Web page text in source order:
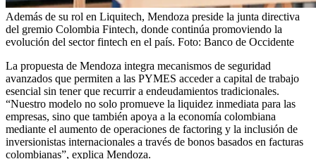
Además de su rol en Liquitech, Mendoza preside la junta directiva
del gremio Colombia Fintech, donde continúa promoviendo la
evolución del sector fintech en el país. Foto: Banco de Occidente
La propuesta de Mendoza integra mecanismos de seguridad
avanzados que permiten a las PYMES acceder a capital de trabajo
esencial sin tener que recurrir a endeudamientos tradicionales.
“Nuestro modelo no solo promueve la liquidez inmediata para las
empresas, sino que también apoya a la economía colombiana
mediante el aumento de operaciones de factoring y la inclusión de
inversionistas internacionales a través de bonos basados en facturas
colombianas”, explica Mendoza.